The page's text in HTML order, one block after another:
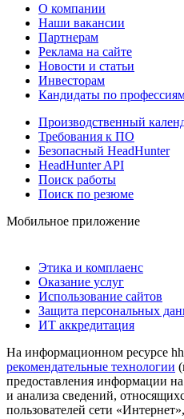
О компании
Наши вакансии
Партнерам
Реклама на сайте
Новости и статьи
Инвесторам
Кандидаты по
Производственный
Требования к ПО
Безопасный HeadHunter
HeadHunter API
Поиск работы
Поиск по резюме
Мобильное приложение
Этика и комплаенс
Оказание услуг
Использование сайтов
Защита персональных
ИТ аккредитация
На информационном ресурсе
рекомендательные технологии
предоставления информации
и анализа сведений,
пользователей сети